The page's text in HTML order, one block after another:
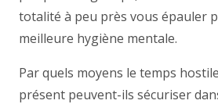
totalité à peu près vous épauler
meilleure hygiène mentale.
Par quels moyens le temps
présent peuvent-ils sécuriser